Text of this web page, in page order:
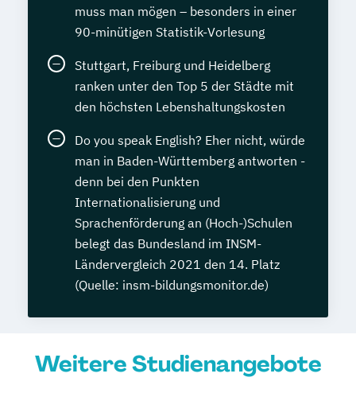
muss man mögen – besonders in einer
90-minütigen Statistik-Vorlesung
Stuttgart, Freiburg und Heidelberg
ranken unter den Top 5 der Städte mit
den höchsten Lebenshaltungskosten
Do you speak English? Eher nicht, würde
man in Baden-Württemberg antworten -
denn bei den Punkten
Internationalisierung und
Sprachenförderung an (Hoch-)Schulen
belegt das Bundesland im INSM-
Ländervergleich 2021 den 14. Platz
(Quelle: insm-bildungsmonitor.de)
Weitere Studienangebote